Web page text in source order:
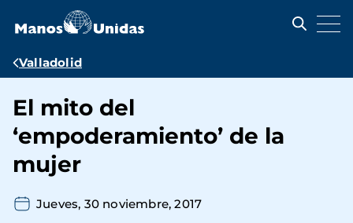
contenido
Ruta
navegación
Valladolid
El mito del
‘empoderamiento’ de la
mujer
Jueves, 30 noviembre, 2017